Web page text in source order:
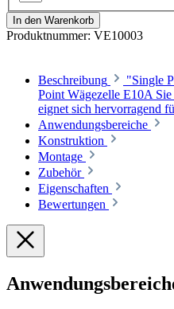
In den Warenkorb
Produktnummer: VE10003
Beschreibung
"Single
Point Wägezelle E10A
eignet sich hervorragend
Anwendungsbereiche
Konstruktion
Montage
Zubehör
Eigenschaften
Bewertungen